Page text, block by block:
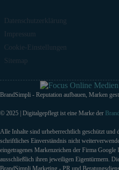
Datenschutzerklärung
Impressum
Cookie-Einstellungen
Sitemap
BrandSimpli - Reputation aufbauen, Marken
© 2025 | Digitalgepflegt ist eine Marke der
Alle Inhalte sind urheberrechtlich geschützt und
schriftliches Einverständnis nicht
eingetragenes Markenzeichen der Firma
ausschließlich ihren jeweiligen Eigentürmern.
BrandSimpli Marketing,- PR und